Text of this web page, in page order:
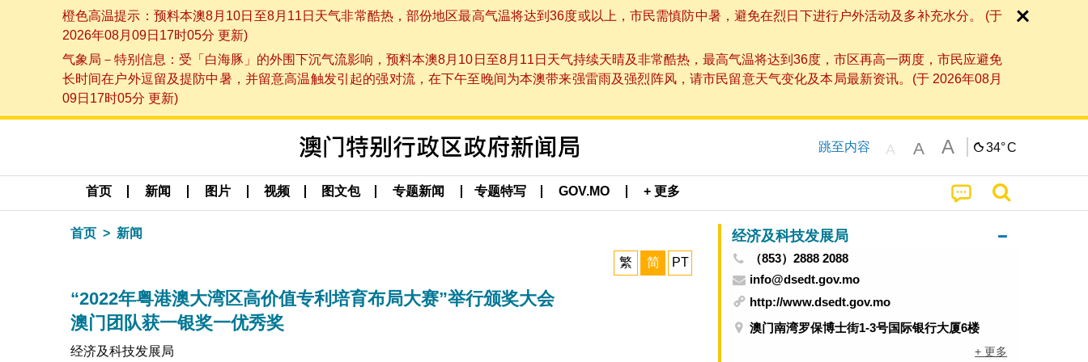
橙色高温提示：预料本澳8月10日至8月11日天气非常酷热，部份地区最高气温将达到36度或以上，市民需慎防中暑，避免在烈日下进行户外活动及多补充水分。 (于
2026年08月09日17时05分 更新)
气象局－特别信息：受「白海豚」的外围下沉气流影响，预料本澳8月10日至8月11日天气持续天晴及非常酷热，最高气温将达到36度，市区再高一两度，市民应避免
长时间在户外逗留及提防中暑，并留意高温触发引起的强对流，在下午至晚间为本澳带来强雷雨及强烈阵风，请市民留意天气变化及本局最新资讯。(于 2026年08月
09日17时05分 更新)
跳至内容 A A A 34°C
首页 新闻 图片 视频 图文包 专题新闻 专题特写 GOV.MO + 更多
首页 新闻
繁 简 PT
“2022年粤港澳大湾区高价值专利培育布局大赛”举行颁奖大会
澳门团队获一银奖一优秀奖
经济及科技发展局
经济及科技发展局
（853）2888 2088
info@dsedt.gov.mo
http://www.dsedt.gov.mo
澳门南湾罗保博士街1-3号国际银行大厦6楼
+ 更多